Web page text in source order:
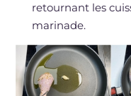
retournant les
marinade.